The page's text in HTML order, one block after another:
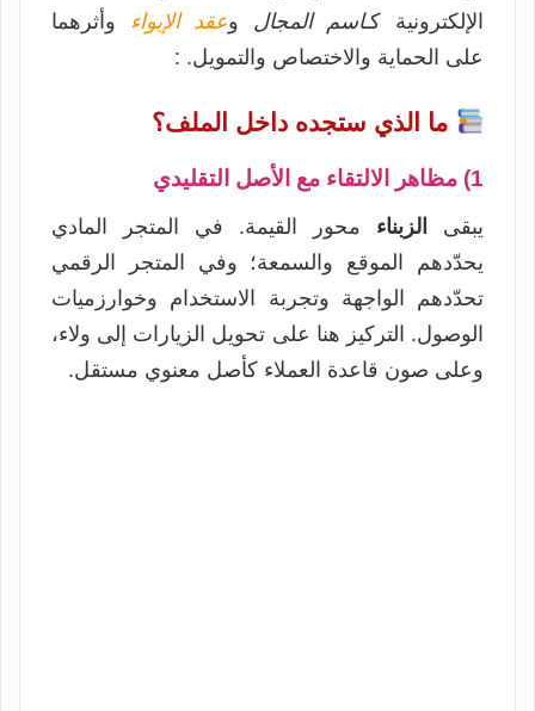
الإلكترونية كـاسم المجال وعقد الإيواء وأثرهما
على الحماية والاختصاص والتمويل. :
ما الذي ستجده داخل الملف؟
1) مظاهر الالتقاء مع الأصل التقليدي
يبقى الزبناء محور القيمة. في المتجر المادي
يحدّدهم الموقع والسمعة؛ وفي المتجر الرقمي
تحدّدهم الواجهة وتجربة الاستخدام وخوارزميات
الوصول. التركيز هنا على تحويل الزيارات إلى ولاء،
وعلى صون قاعدة العملاء كأصل معنوي مستقل.